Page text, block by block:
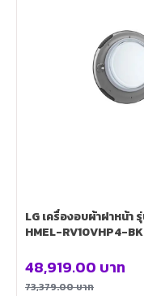
LG เครื่องอบผ้าฝาหน้า รุ่น RV10VHP4B / 10 กก. สีดำ รหัส
HMEL-RV10VHP4-BK
73,379.00บาท
48,919.00 บาท